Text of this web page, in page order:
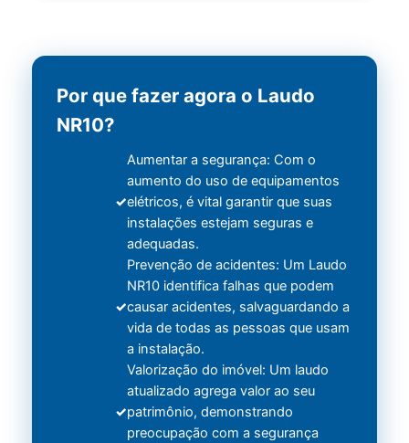
Por que fazer agora o Laudo
NR10?
Aumentar a segurança: Com o
aumento do uso de equipamentos
elétricos, é vital garantir que suas
instalações estejam seguras e
adequadas.
Prevenção de acidentes: Um Laudo
NR10 identifica falhas que podem
causar acidentes, salvaguardando a
vida de todas as pessoas que usam
a instalação.
Valorização do imóvel: Um laudo
atualizado agrega valor ao seu
patrimônio, demonstrando
preocupação com a segurança